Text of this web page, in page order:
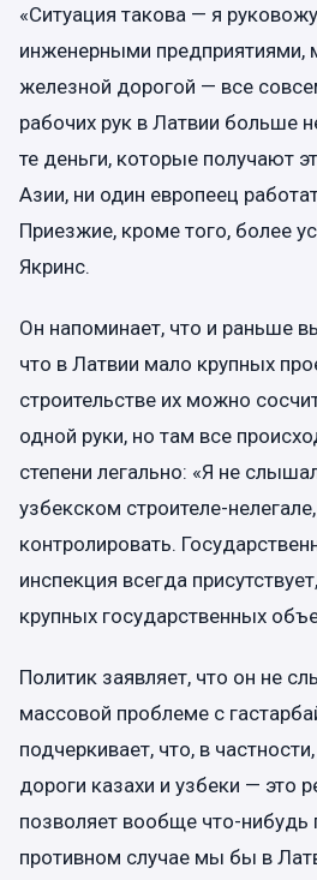
«Ситуация такова — я
инженерными предприятиями,
железной дорогой — все
рабочих рук в Латвии больше
те деньги, которые получают
Азии, ни один европеец
Приезжие, кроме того, более
Якринс.
Он напоминает, что и раньше
что в Латвии мало крупных
строительстве их можно
одной руки, но там все
степени легально: «Я не
узбекском строителе-
контролировать.
инспекция всегда
крупных государственных
Политик заявляет, что он не
массовой проблеме с
подчеркивает, что, в
дороги казахи и узбеки — это
позволяет вообще что-нибудь
противном случае мы бы в